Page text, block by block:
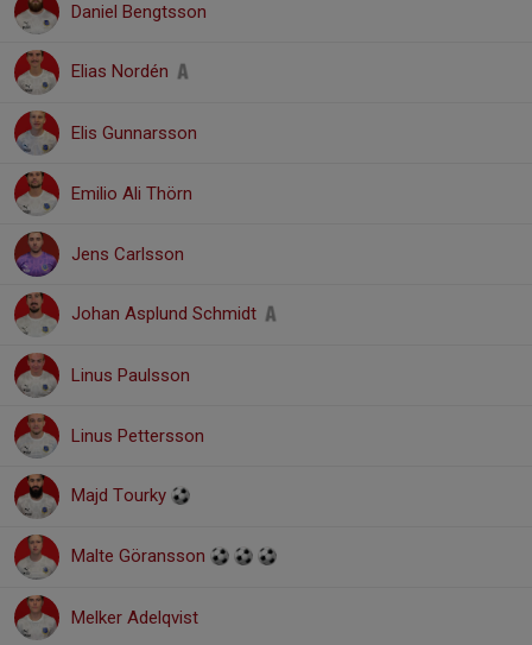
Daniel Bengtsson
Elias Nordén
Elis Gunnarsson
Emilio Ali Thörn
Jens Carlsson
Johan Asplund Schmidt
Linus Paulsson
Linus Pettersson
Majd Tourky
Malte Göransson
Melker Adelqvist